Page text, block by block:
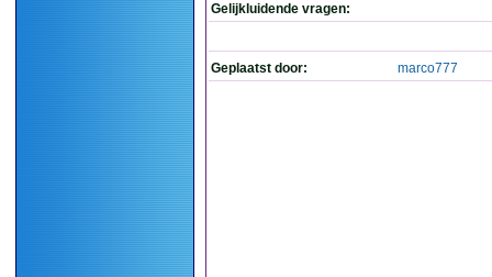
Gelijkluidende vragen:
Geplaatst door: marco777